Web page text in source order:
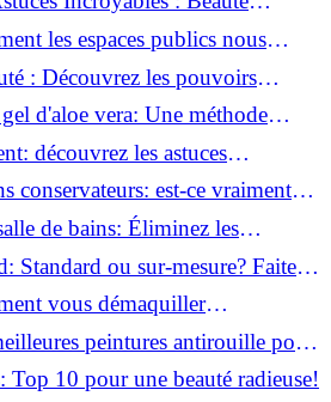
!
les espaces publics nous
actifs : Révélations surprenantes!
: Découvrez les pouvoirs
concombre!
d'aloe vera: Une méthode
la maison!
découvrez les astuces
nettoyage parfait!
conservateurs: est-ce vraiment
de bains: Éliminez les
dès maintenant!
Standard ou sur-mesure? Faites
vous démaquiller
et secrets révélés!
peintures antirouille pour
Top 10 pour une beauté radieuse!